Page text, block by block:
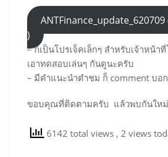
)
– ก็เป็นโปรเจ็คเล็กๆ สำหรับเจ้าหน้า
เอาทดสอบเล่นๆ กันดูนะครับ
– มีคำแนะนำตำชม ก็ comment บอ
ขอบคุณที่ติดตามครับ แล้วพบกันให
6142 total views , 2 views